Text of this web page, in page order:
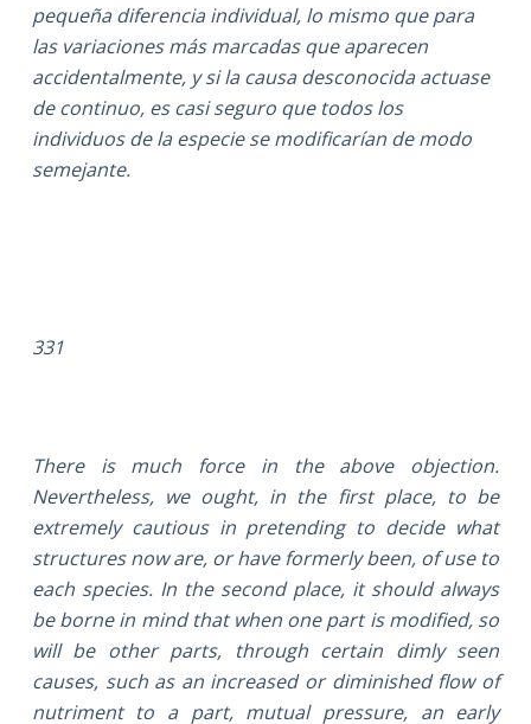
pequeña diferencia individual, lo mismo que para
las variaciones más marcadas que aparecen
accidentalmente, y si la causa desconocida actuase
de continuo, es casi seguro que todos los
individuos de la especie se modificarían de modo
semejante.
331
There is much force in the above objection.
Nevertheless, we ought, in the first place, to be
extremely cautious in pretending to decide what
structures now are, or have formerly been, of use to
each species. In the second place, it should always
be borne in mind that when one part is modified, so
will be other parts, through certain dimly seen
causes, such as an increased or diminished flow of
nutriment to a part, mutual pressure, an early